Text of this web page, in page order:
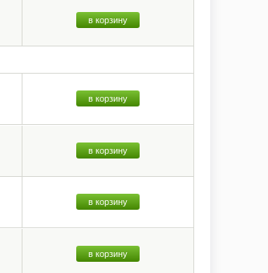
в корзину
в корзину
в корзину
в корзину
в корзину